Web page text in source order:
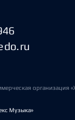
организация
Музыка»